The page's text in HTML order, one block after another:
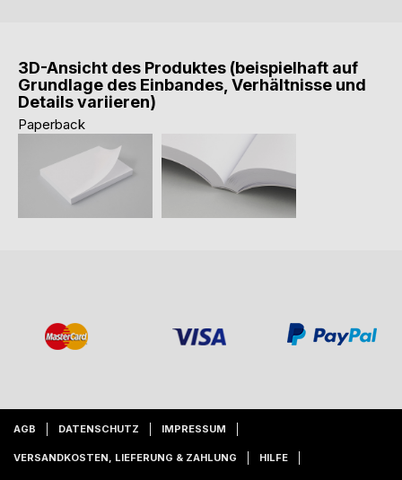
3D-Ansicht des Produktes (beispielhaft auf
Grundlage des Einbandes, Verhältnisse und
Details variieren)
Paperback
AGB DATENSCHUTZ IMPRESSUM
VERSANDKOSTEN, LIEFERUNG & ZAHLUNG HILFE